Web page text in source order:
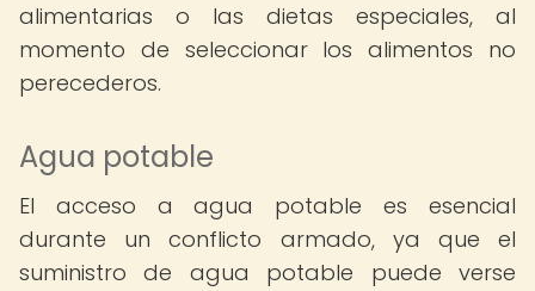
alimentarias o las dietas especiales, al
momento de seleccionar los alimentos no
perecederos.
Agua potable
El acceso a agua potable es esencial
durante un conflicto armado, ya que el
suministro de agua potable puede verse